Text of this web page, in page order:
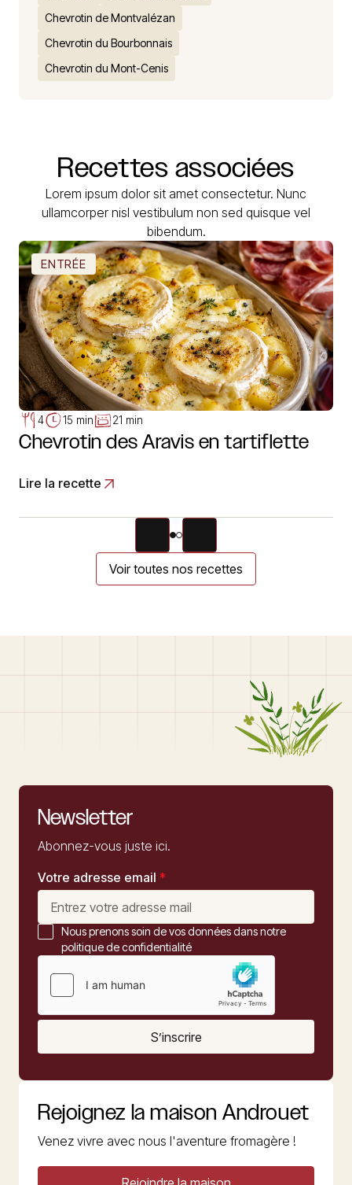
Chevrotin de Montvalézan
Chevrotin du Bourbonnais
Chevrotin du Mont-Cenis
Recettes associées
Lorem ipsum dolor sit amet consectetur. Nunc
ullamcorper nisl vestibulum non sed quisque vel
bibendum.
ENTRÉE
4 15 min 21 min
Chevrotin des Aravis en tartiflette
Lire la recette
Voir toutes nos recettes
Newsletter
Abonnez-vous juste ici.
Votre adresse email *
Nous prenons soin de vos données dans notre
politique de confidentialité
S’inscrire
Rejoignez la maison Androuet
Venez vivre avec nous l'aventure fromagère !